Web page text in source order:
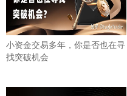
小资金交易多年，你是否也在寻
找突破机会